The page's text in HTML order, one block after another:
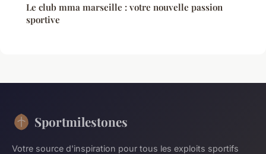
Le club mma marseille : votre nouvelle passion
sportive
Sportmilestones
Votre source d'inspiration pour tous les exploits sportifs